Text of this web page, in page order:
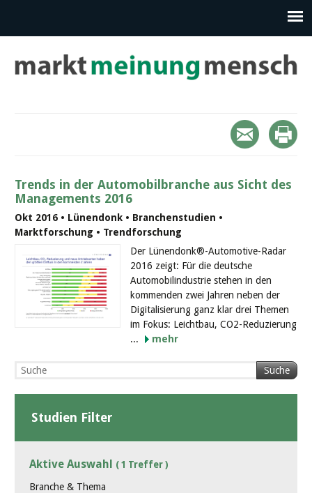
Trends in der Automobilbranche aus Sicht des
Managements 2016
Okt 2016 • Lünendonk • Branchenstudien •
Marktforschung • Trendforschung
Der Lünendonk®-Automotive-Radar
2016 zeigt: Für die deutsche
Automobilindustrie stehen in den
kommenden zwei Jahren neben der
Digitalisierung ganz klar drei Themen
im Fokus: Leichtbau, CO2-Reduzierung
...
mehr
Suche
Studien Filter
Aktive Auswahl ( 1 Treffer )
Branche & Thema